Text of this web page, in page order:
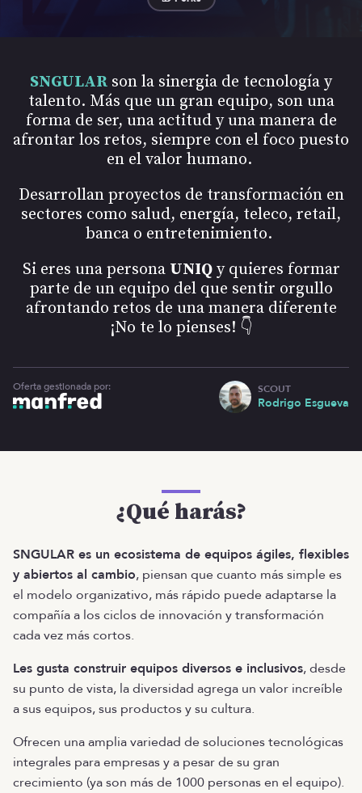
SNGULAR son la sinergia de tecnología y
talento. Más que un gran equipo, son una
forma de ser, una actitud y una manera de
afrontar los retos, siempre con el foco puesto
en el valor humano.
Desarrollan proyectos de transformación en
sectores como salud, energía, teleco, retail,
banca o entretenimiento.
Si eres una persona UNIQy quieres formar
parte de un equipo del que sentir orgullo
afrontando retos de una manera diferente
¡No te lo pienses! 👇
Oferta gestionada por: SCOUT
Rodrigo Esgueva
¿Qué harás?
SNGULAR es un ecosistema de equipos ágiles, flexibles
y abiertos al cambio, piensan que cuanto más simple es
el modelo organizativo, más rápido puede adaptarse la
compañía a los ciclos de innovación y transformación
cada vez más cortos.
Les gusta construir equipos diversos e inclusivos, desde
su punto de vista, la diversidad agrega un valor increíble
a sus equipos, sus productos y su cultura.
Ofrecen una amplia variedad de soluciones tecnológicas
integrales para empresas y a pesar de su gran
crecimiento (ya son más de 1000 personas en el equipo).